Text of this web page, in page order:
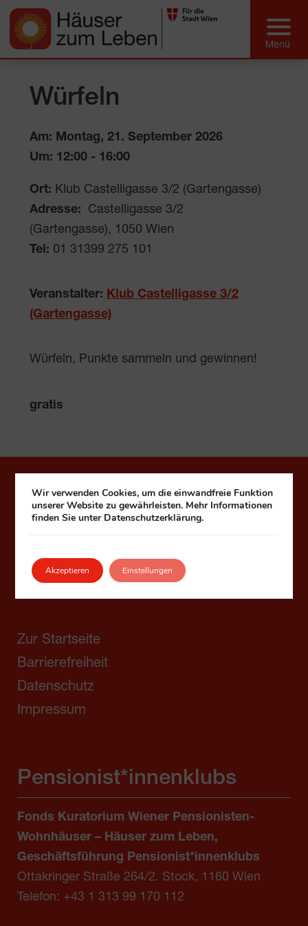
Würfeln
Am: Montag, 21. September 2026
Um: 12:00 - 16:00
Ort: Klub Castelligasse 3/2 (Gartengasse)
Adresse:
Castelligasse 3/2
(Gartengasse), 1050 Wien
Tel: 01 31399 275 101
Veranstalter: Klub Castelligasse 3/2
(Gartengasse)
Würfeln, Punkte sammeln und gewinnen!
gratis
Häuser zum Leben
1090 Wien, Seegasse 9
Zur Startseite
Barrierefreiheit
Datenschutz
Impressum
Pensionist*innenklubs
Fonds Kuratorium Wiener Pensionisten-
Wohnhäuser – Häuser zum Leben,
Geschäftsführung Pensionist*innenklubs
Ottakringer Straße 264/2. Stock, 1160 Wien
Telefon: +43 1 313 99 170 112
Wir verwenden Cookies, um die einwandfreie Funktion
unserer Website zu gewährleisten. Mehr Informationen
finden Sie unter Datenschutzerklärung.
Akzeptieren Einstellungen